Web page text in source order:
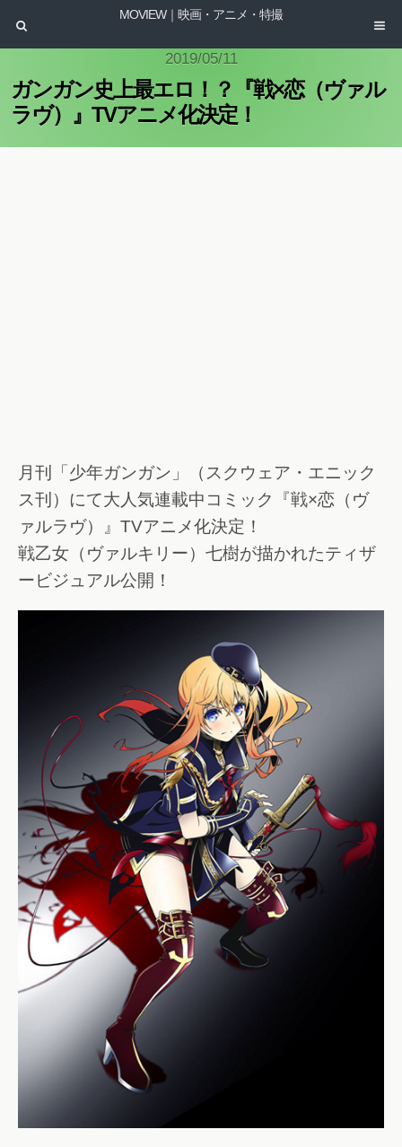
MOVIEW｜映画・アニメ・特撮
2019/05/11
ガンガン史上最エロ！？『戦×恋（ヴァル
ラヴ）』TVアニメ化決定！
月刊「少年ガンガン」（スクウェア・エニック
ス刊）にて大人気連載中コミック『戦×恋（ヴ
ァルラヴ）』TVアニメ化決定！
戦乙女（ヴァルキリー）七樹が描かれたティザ
ービジュアル公開！